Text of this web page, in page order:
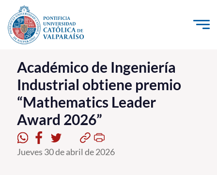
Click acá para ir directamente al contenido
La Universidad
Investigación, Creación e Innovación
PUCV Internacional
Vinculación con el Medio
Admisión
Académico de Ingeniería
Industrial obtiene premio
“Mathematics Leader
Award 2026”
Jueves 30 de abril de 2026